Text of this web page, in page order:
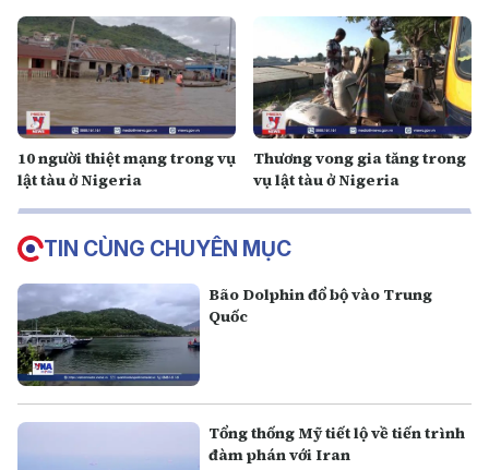
10 người thiệt mạng trong vụ
lật tàu ở Nigeria
Thương vong gia tăng trong
vụ lật tàu ở Nigeria
TIN CÙNG CHUYÊN MỤC
Bão Dolphin đổ bộ vào Trung
Quốc
Tổng thống Mỹ tiết lộ về tiến trình
đàm phán với Iran